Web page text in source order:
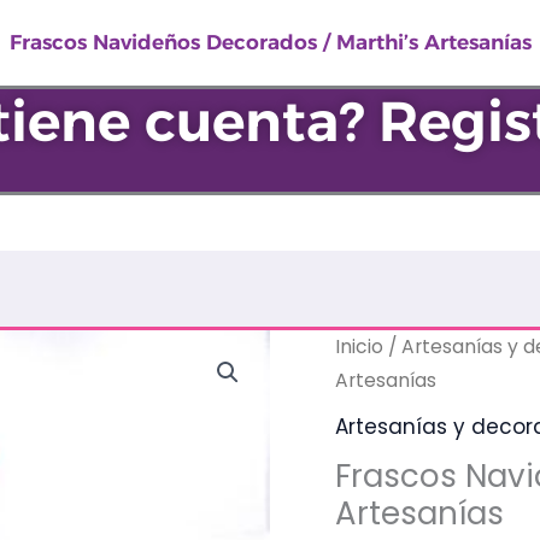
Frascos Navideños Decorados / Marthi’s Artesanías
cuenta?
Inicio / Artesanías y
Artesanías
Artesanías y
Frascos
Artesanías
Frascos
Navideños
Decorados
Marthi’s
Artesanías